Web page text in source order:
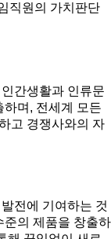
직원의 가치판단
간생활과 인류문
며, 전세계 모든
고 경쟁사와의 자
전에 기여하는 것
준의 제품을 창출하